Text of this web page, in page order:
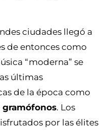
ciudades llegó a
de entonces como
“moderna” se
últimas
de la época como
gramófonos. Los
por las élites